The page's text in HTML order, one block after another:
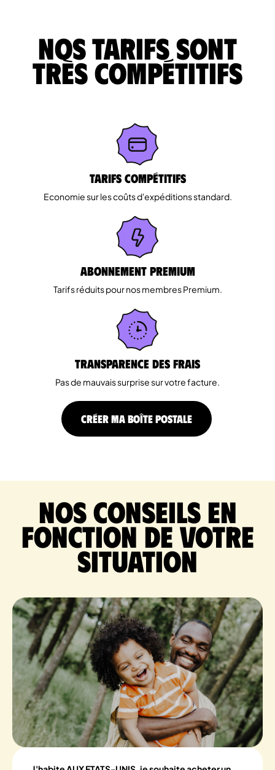
Nos tarifs sont
très compétitifs
Tarifs Compétitifs
Economie sur les coûts d'expéditions standard.
Abonnement Premium
Tarifs réduits pour nos membres Premium.
Transparence des Frais
Pas de mauvais surprise sur votre facture.
CRÉER MA BOÎTE POSTALE
Nos conseils en
fonction de votre
situation